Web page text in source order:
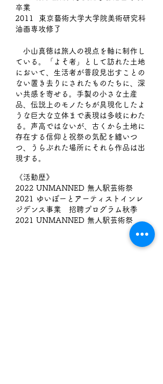
卒業
2011 東京藝術大学大学院美術研究科
油画専攻修了
小山真徳は旅人の視点を軸に制作し
ている。「よそ者」として訪れた土地
において、生活者が普段見出すことの
ない置き去りにされたものたちに、深
い共感を寄せる。手製の小さな土産
品、伝説上のモノたちが具現化したよ
うな巨大な立体まで表現は多岐にわた
る。声高ではないが、古くから土地に
存在する信仰と祝祭の気配を纏いつ
つ、うらぶれた場所にそれら作品は出
現する。
《活動歴》
2022 UNMANNED 無人駅芸術祭
2021 ゆいぽーとアーティストインレ
ジデンス事業 招聘プログラム秋季
2021 UNMANNED 無人駅芸術祭